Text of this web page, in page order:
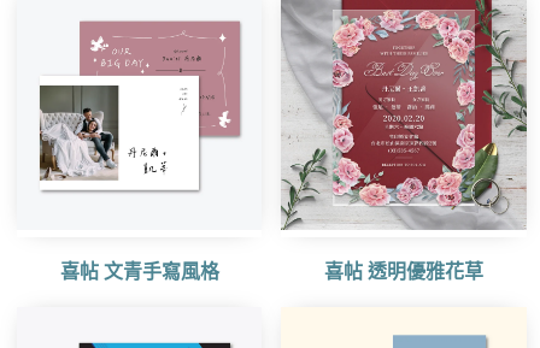
喜帖 文青手寫風格 喜帖 透明優雅花草